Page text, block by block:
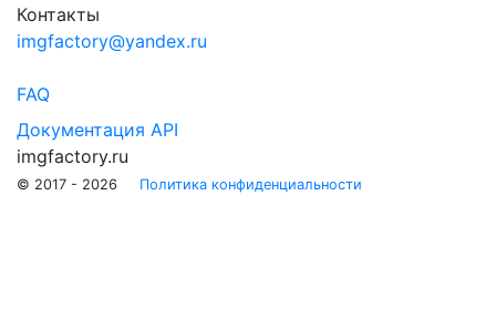
Контакты
imgfactory@yandex.ru
FAQ
Документация API
imgfactory.ru
© 2017 - 2026 Политика конфиденциальности